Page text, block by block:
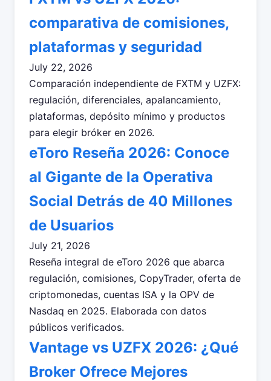
comparativa de comisiones,
plataformas y seguridad
July 22, 2026
Comparación independiente de FXTM y UZFX:
regulación, diferenciales, apalancamiento,
plataformas, depósito mínimo y productos
para elegir bróker en 2026.
eToro Reseña 2026: Conoce
al Gigante de la Operativa
Social Detrás de 40 Millones
de Usuarios
July 21, 2026
Reseña integral de eToro 2026 que abarca
regulación, comisiones, CopyTrader, oferta de
criptomonedas, cuentas ISA y la OPV de
Nasdaq en 2025. Elaborada con datos
públicos verificados.
Vantage vs UZFX 2026: ¿Qué
Broker Ofrece Mejores